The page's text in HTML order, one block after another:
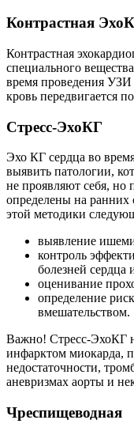
Контрастная
Контрастная
специального
время проведения УЗИ
кровь передвигается
Стресс-ЭхоКГ
Эхо КГ сердца во
выявить патологии,
не проявляют себя, но
определены на
этой методики
выявление
контроль
болезней сердца
оценивание
определение
вмешательством.
Важно! Стресс-ЭхоКГ
инфарктом миокарда,
недостаточности,
аневризмах аорты и
Чреспищеводная